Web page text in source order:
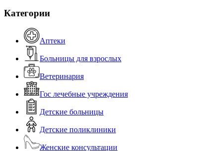
Категории
Аптеки
Больницы для взрослых
Ветеринария
Гос лечебные учреждения
Детские больницы
Детские поликлиники
Женские консультации